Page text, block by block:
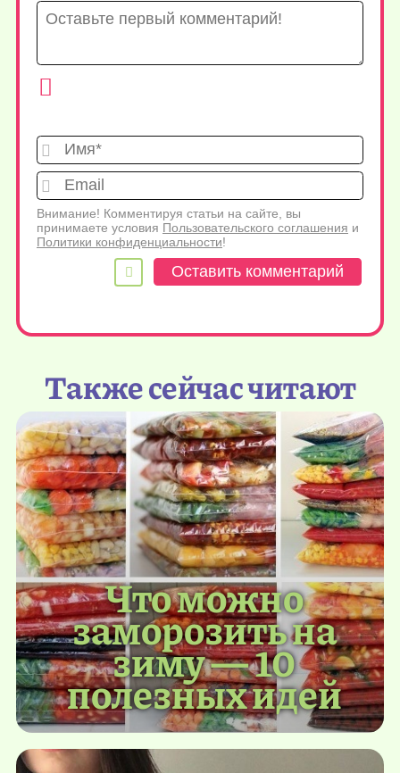
Имя*
Внимание! Комментируя статьи на сайте, вы
принимаете условия Пользовательского соглашения и
Политики конфиденциальности!
Также сейчас читают
Что можно
заморозить на
зиму — 10
полезных идей